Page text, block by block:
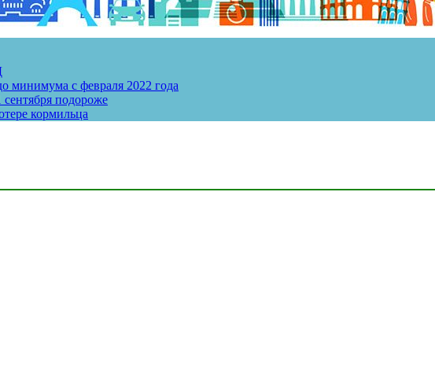
минимума с февраля 2022 года
сентября подороже
кормильца